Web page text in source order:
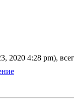
4:28 pm),